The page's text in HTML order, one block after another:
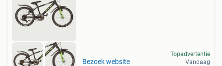
Bezoek website
Topadvertentie
Vandaag